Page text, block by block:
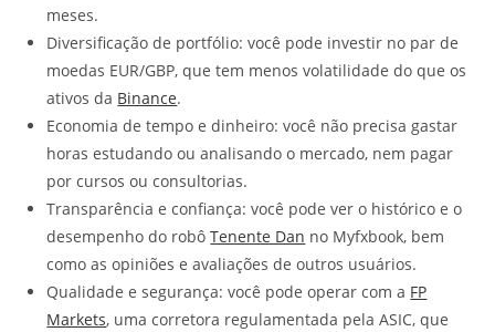
meses.
Diversificação de portfólio: você pode investir no par de
moedas EUR/GBP, que tem menos volatilidade do que os
ativos da Binance.
Economia de tempo e dinheiro: você não precisa gastar
horas estudando ou analisando o mercado, nem pagar
por cursos ou consultorias.
Transparência e confiança: você pode ver o histórico e o
desempenho do robôTenente Dan no Myfxbook, bem
como as opiniões e avaliações de outros usuários.
Qualidade e segurança: você pode operar com a FP
Markets, uma corretora regulamentada pela ASIC, que